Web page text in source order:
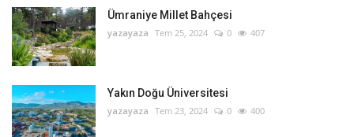
Ümraniye Millet Bahçesi
yazayaza Tem 25, 2024 0 407
Yakın Doğu Üniversitesi
yazayaza Tem 23, 2024 0 400